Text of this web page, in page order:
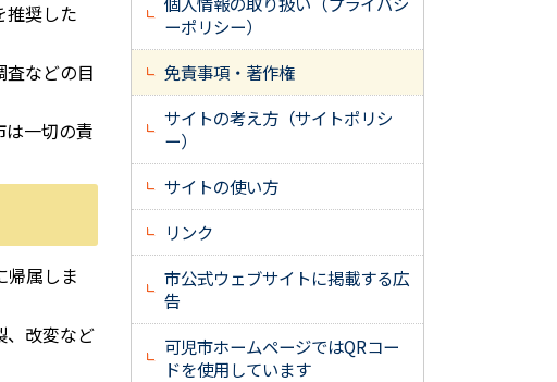
推奨した
などの目
一切の責
帰属しま
、改変など
ーポリシー）
免責事項・著作権
サイトの考え方（サイトポリシ
ー）
サイトの使い方
リンク
市公式ウェブサイトに掲載する広
告
可児市ホームページではQRコー
ドを使用しています